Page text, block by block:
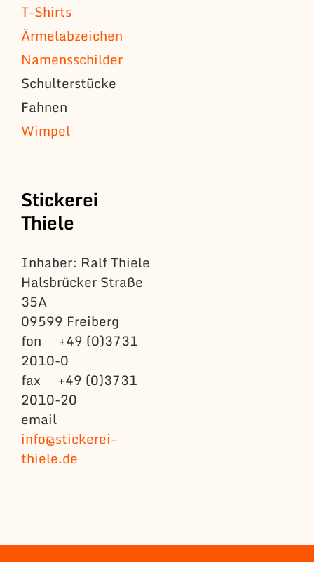
T-Shirts
Ärmelabzeichen
Namensschilder
Schulterstücke
Fahnen
Wimpel
Stickerei
Thiele
Inhaber: Ralf Thiele
Halsbrücker Straße
35A
09599 Freiberg
fon +49 (0)3731
2010-0
fax +49 (0)3731
2010-20
email
info@stickerei-
thiele.de